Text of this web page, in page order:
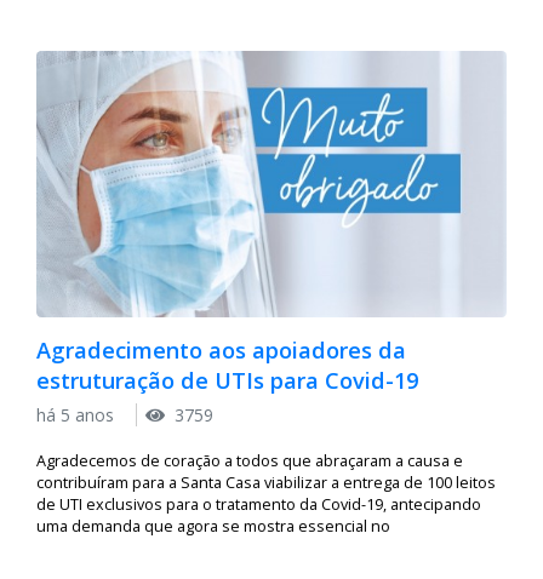
Agradecimento aos apoiadores da
estruturação de UTIs para Covid-19
há 5 anos 3759
Agradecemos de coração a todos que abraçaram a causa e
contribuíram para a Santa Casa viabilizar a entrega de 100 leitos
de UTI exclusivos para o tratamento da Covid-19, antecipando
uma demanda que agora se mostra essencial no